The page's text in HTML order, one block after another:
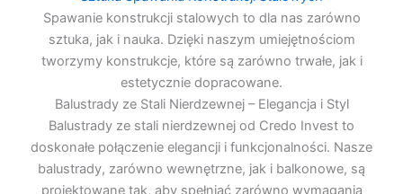
Spawanie konstrukcji stalowych to dla nas zarówno
sztuka, jak i nauka. Dzięki naszym umiejętnościom
tworzymy konstrukcje, które są zarówno trwałe, jak i
estetycznie dopracowane.
Balustrady ze Stali Nierdzewnej – Elegancja i Styl
Balustrady ze stali nierdzewnej od Credo Invest to
doskonałe połączenie elegancji i funkcjonalności. Nasze
balustrady, zarówno wewnętrzne, jak i balkonowe, są
projektowane tak, aby spełniać zarówno wymagania